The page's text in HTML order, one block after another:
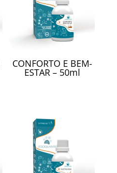
CONFORTO E BEM-
ESTAR – 50ml